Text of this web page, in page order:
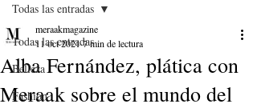
Todas las entradas
Belleza
Fashion
Todas las entradas
Alba Fernández, plática con
Meraak sobre el mundo del
meraakmagazine
11 oct 20217 min de lectura